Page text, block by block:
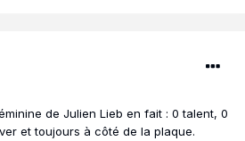
de Julien Lieb en fait : 0 talent, 0
et toujours à côté de la plaque.